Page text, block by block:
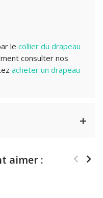
le collier du drapeau
consulter nos
acheter un drapeau
aimer :